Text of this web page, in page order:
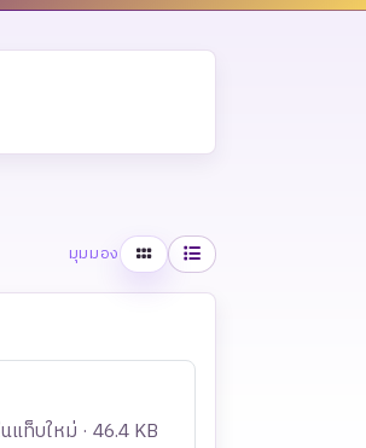
มุมมอง ตารางรายการ
แท็บใหม่ · 46.4 KB